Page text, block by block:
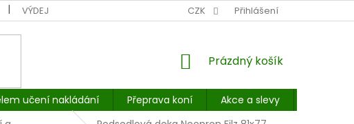
VÝDEJNÍ MÍSTO: BALÍKOVNA, PPL, GLS, SUPERVÝDEJNY, UPS
CZK Přihlášení
NÁKUPNÍ
Prázdný košík
učení nakládání Přeprava koní Akce a slevy